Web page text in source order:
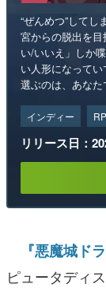
“ぜんめつ”して
宮からの脱出を
い/いいえ」しか
い人形になって
選ぶのは、あなた
インディー
リリース日：
『悪魔城ド
ピュータディ